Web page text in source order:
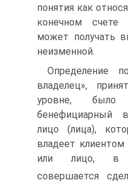
понятия как
конечном счете
может получать
неизменной.
Определение
владелец»,
уровне, было
бенефициарный
лицо (лица),
владеет
или лицо, в
совершается